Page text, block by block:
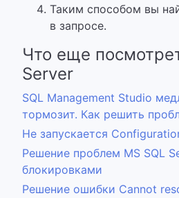
Таким способом вы
в запросе.
Что еще
Server
SQL Management Studio
тормозит. Как решить
Не запускается
Решение проблем MS SQL
блокировками
Решение ошибки Cannot